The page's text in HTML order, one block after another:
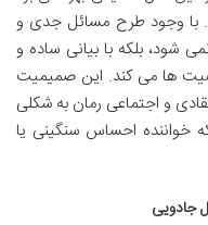
با وجود طرح مسائل جدی و
شود، بلکه با بیانی ساده و
ها می کند. این صمیمیت
و اجتماعی رمان به شکلی
خواننده احساس سنگینی یا
جادویی